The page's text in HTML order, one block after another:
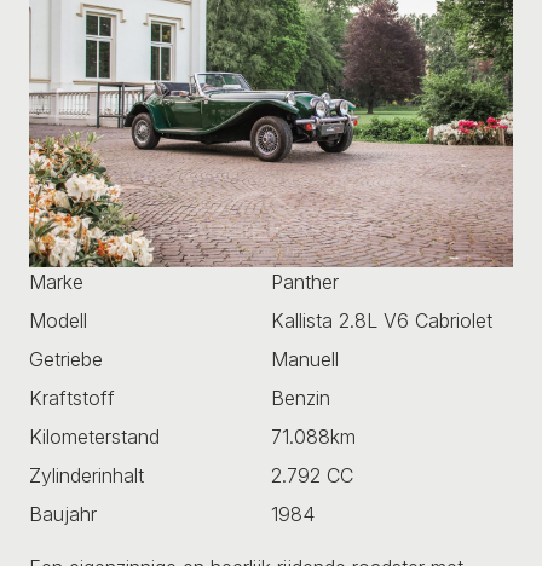
Marke
Panther
Modell
Kallista 2.8L V6 Cabriolet
Getriebe
Manuell
Kraftstoff
Benzin
Kilometerstand
71.088km
Zylinderinhalt
2.792 CC
Baujahr
1984